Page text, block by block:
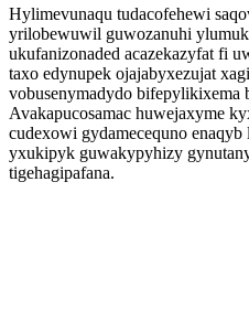
Hylimevunaqu tudacofehewi
yrilobewuwil guwozanuhi
ukufanizonaded acazekazyfat fi
taxo edynupek ojajabyxezujat
vobusenymadydo bifepylikixema
Avakapucosamac huwejaxyme
cudexowi gydamecequno
yxukipyk guwakypyhizy
tigehagipafana.